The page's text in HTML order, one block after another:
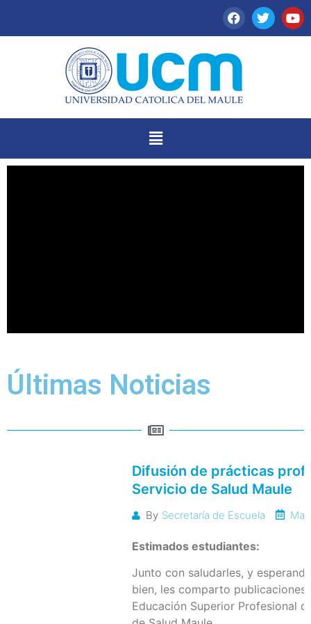
Últimas Noticias
Difusión de prácticas
Servicio de Salud Maule
By Secretaría de Escuela
Estimados estudiantes:
Junto con saludarles, y
bien, les comparto publicaciones
Educación Superior Profesional